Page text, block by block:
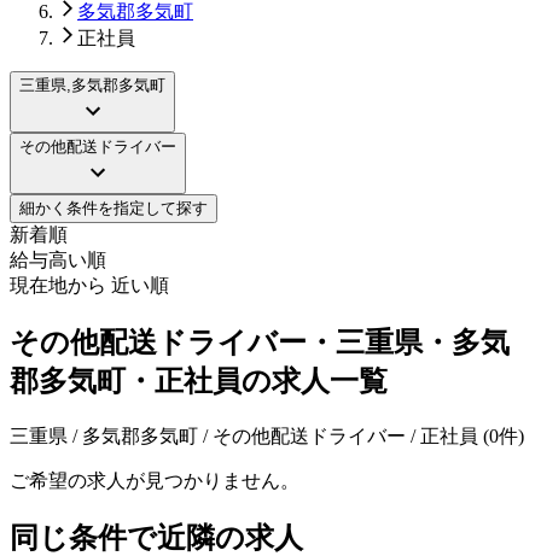
多気郡多気町
正社員
三重県,多気郡多気町
その他配送ドライバー
細かく条件を指定して探す
新着順
給与高い順
現在地から 近い順
その他配送ドライバー・三重県・多気
郡多気町・正社員の求人一覧
三重県 / 多気郡多気町 / その他配送ドライバー / 正社員 (0件)
ご希望の求人が見つかりません。
同じ条件で近隣の求人